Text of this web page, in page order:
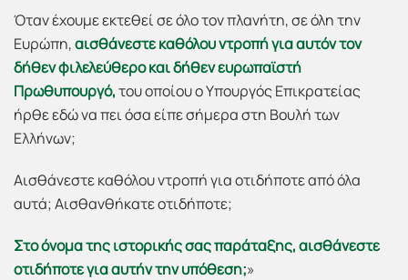
Όταν έχουμε εκτεθεί σε όλο τον πλανήτη, σε όλη την
Ευρώπη,αισθάνεστε καθόλου ντροπή για αυτόν τον
δήθεν φιλελεύθερο και δήθεν ευρωπαϊστή
Πρωθυπουργό,του οποίου ο Υπουργός Επικρατείας
ήρθε εδώ να πει όσα είπε σήμερα στη Βουλή των
Ελλήνων;
Αισθάνεστε καθόλου ντροπή για οτιδήποτε από όλα
αυτά; Αισθανθήκατε οτιδήποτε;
Στο όνομα της ιστορικής σας παράταξης, αισθάνεστε
οτιδήποτε για αυτήν την υπόθεση;»